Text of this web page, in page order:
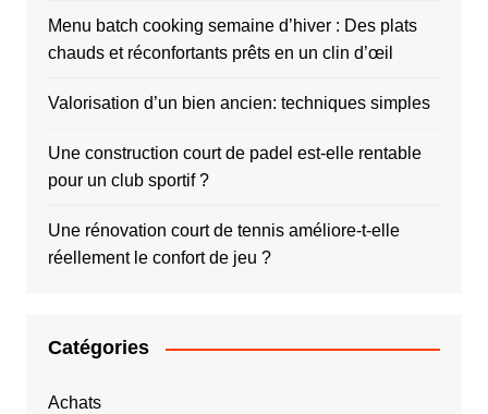
Menu batch cooking semaine d’hiver : Des plats
chauds et réconfortants prêts en un clin d’œil
Valorisation d’un bien ancien: techniques simples
Une construction court de padel est-elle rentable
pour un club sportif ?
Une rénovation court de tennis améliore-t-elle
réellement le confort de jeu ?
Catégories
Achats